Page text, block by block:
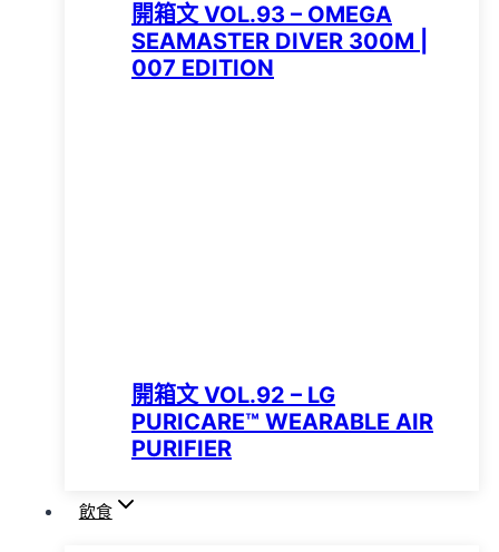
開箱文 VOL.93 – OMEGA
SEAMASTER DIVER 300M |
007 EDITION
開箱文 VOL.92 – LG
PURICARE™️ WEARABLE AIR
PURIFIER
飲食